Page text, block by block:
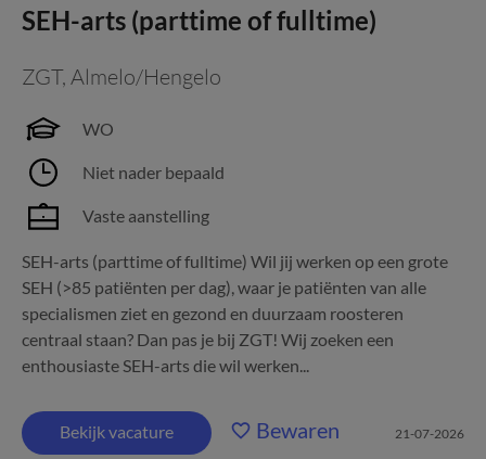
SEH-arts (parttime of fulltime)
ZGT, Almelo/Hengelo
WO
Niet nader bepaald
Vaste aanstelling
SEH-arts (parttime of fulltime) Wil jij werken op een grote
SEH (>85 patiënten per dag), waar je patiënten van alle
specialismen ziet en gezond en duurzaam roosteren
centraal staan? Dan pas je bij ZGT! Wij zoeken een
enthousiaste SEH-arts die wil werken...
Bekijk vacature Bewaren 21-07-2026